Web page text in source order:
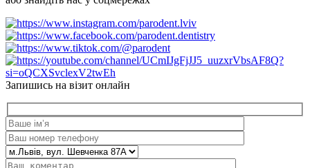
Запишись на візит онлайн